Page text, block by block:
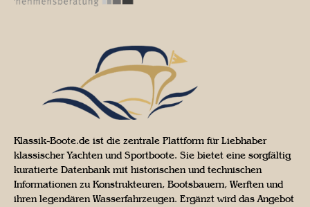
Klassik-Boote.de ist die zentrale Plattform für Liebhaber
klassischer Yachten und Sportboote. Sie bietet eine sorgfältig
kuratierte Datenbank mit historischen und technischen
Informationen zu Konstrukteuren, Bootsbauern, Werften und
ihren legendären Wasserfahrzeugen. Ergänzt wird das Angebot